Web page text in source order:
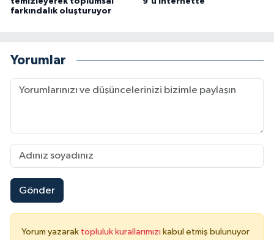
farkındalık oluşturuyor
Yorumlar
Gönder
Yorum yazarak topluluk kurallarımızı kabul etmiş bulunuyor